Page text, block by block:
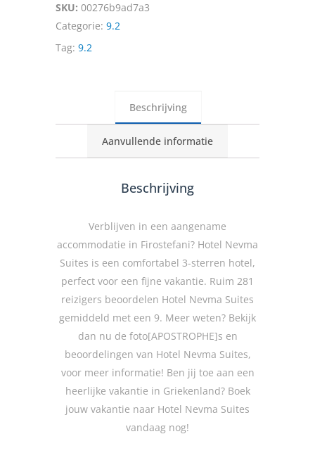
SKU: 00276b9ad7a3
Categorie: 9.2
Tag: 9.2
Beschrijving
Aanvullende informatie
Beschrijving
Verblijven in een aangename
accommodatie in Firostefani? Hotel Nevma
Suites is een comfortabel 3-sterren hotel,
perfect voor een fijne vakantie. Ruim 281
reizigers beoordelen Hotel Nevma Suites
gemiddeld met een 9. Meer weten? Bekijk
dan nu de foto[APOSTROPHE]s en
beoordelingen van Hotel Nevma Suites,
voor meer informatie! Ben jij toe aan een
heerlijke vakantie in Griekenland? Boek
jouw vakantie naar Hotel Nevma Suites
vandaag nog!